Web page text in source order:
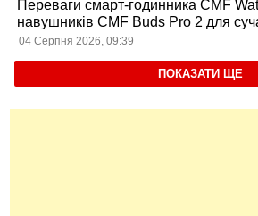
Переваги смарт-годинника CMF
навушників CMF Buds Pro 2 для
користувачів
04 Серпня 2026, 09:39
ПОКАЗАТИ ЩЕ